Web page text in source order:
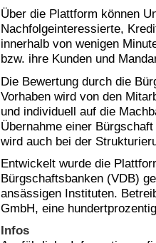
Über die Plattform können
Nachfolgeinteressierte,
innerhalb von wenigen
bzw. ihre Kunden und
Die Bewertung durch die
Vorhaben wird von den
und individuell auf die
Übernahme einer
wird auch bei der
Entwickelt wurde die
Bürgschaftsbanken (VDB)
ansässigen Instituten.
GmbH, eine
Infos